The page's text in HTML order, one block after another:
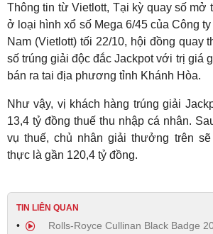
Thông tin từ Vietlott, Tại kỳ quay số mở
ở loại hình xổ số Mega 6/45 của Công
Nam (Vietlott) tối 22/10, hội đồng quay
số trúng giải độc đắc Jackpot với trị giá
bán ra tai địa phương tỉnh Khánh Hòa.
Như vậy, vị khách hàng trúng giải
13,4 tỷ đồng thuế thu nhập cá nhân.
vụ thuế, chủ nhân giải thưởng trên
thực là gần 120,4 tỷ đồng.
TIN LIÊN QUAN
Rolls-Royce Cullinan Black Badge